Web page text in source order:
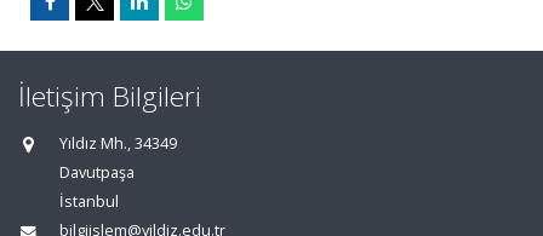
İletişim Bilgileri
Yıldız Mh., 34349
Davutpaşa
İstanbul
bilgiislem@yildiz.edu.tr